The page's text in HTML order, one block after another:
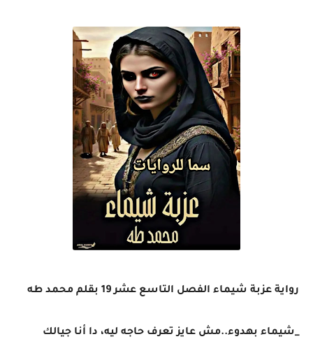
رواية عزبة شيماء الفصل التاسع عشر 19 بقلم محمد طه
_شيماء بهدوء..مش عايز تعرف حاجه ليه، دا أنا جيالك